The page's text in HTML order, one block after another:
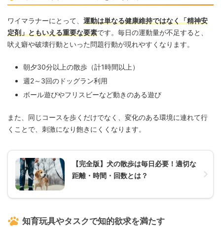
ワイマラナーにとって、 運動は単なる健康維持ではなく「精神安
定剤」ともいえる重要な要素です。毎日の運動量が不足すると、
吠え癖や破壊行動といった問題行動が現れやすくなります。
朝夕30分以上の散歩（計1時間以上）
週2～3回のドッグラン利用
ボール遊びやフリスビーなど動きのある遊び
また、同じコースを歩くだけでなく、変化のある環境に連れて行
くことで、刺激になり飽きにくくなります。
【完全版】犬の散歩は毎日必要！適切な
距離・時間・回数とは？
知育玩具やタスクで知的欲求を満たす